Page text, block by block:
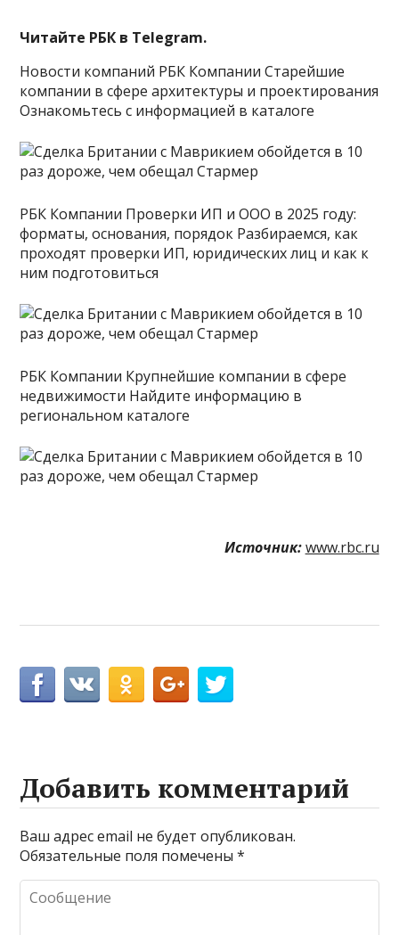
Читайте РБК в Telegram.
Новости компаний РБК Компании Старейшие
компании в сфере архитектуры и проектирования
Ознакомьтесь с информацией в каталоге
РБК Компании Проверки ИП и ООО в 2025 году:
форматы, основания, порядок Разбираемся, как
проходят проверки ИП, юридических лиц и как к
ним подготовиться
РБК Компании Крупнейшие компании в сфере
недвижимости Найдите информацию в
региональном каталоге
Источник: www.rbc.ru
Добавить комментарий
Ваш адрес email не будет опубликован.
Обязательные поля помечены*